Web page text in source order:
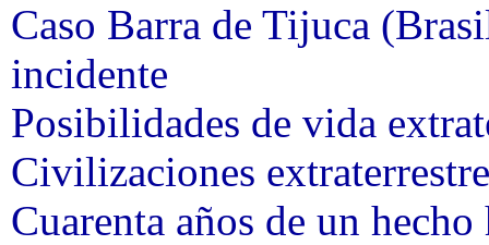
Caso Barra de Tijuca
incidente
Posibilidades de vida
Civilizaciones
Cuarenta años de un